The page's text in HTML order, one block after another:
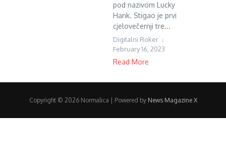
pod nazivom Lucky
Hank. Stigao je prvi
cjelovečernji tre...
Digitalni Roker
February 16, 2023
Read More
Copyright © 2026 Normalica | Powered by News Magazine X